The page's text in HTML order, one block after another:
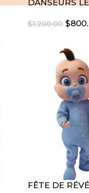
DANSEURS
$1,200.00 $
FÊTE DE